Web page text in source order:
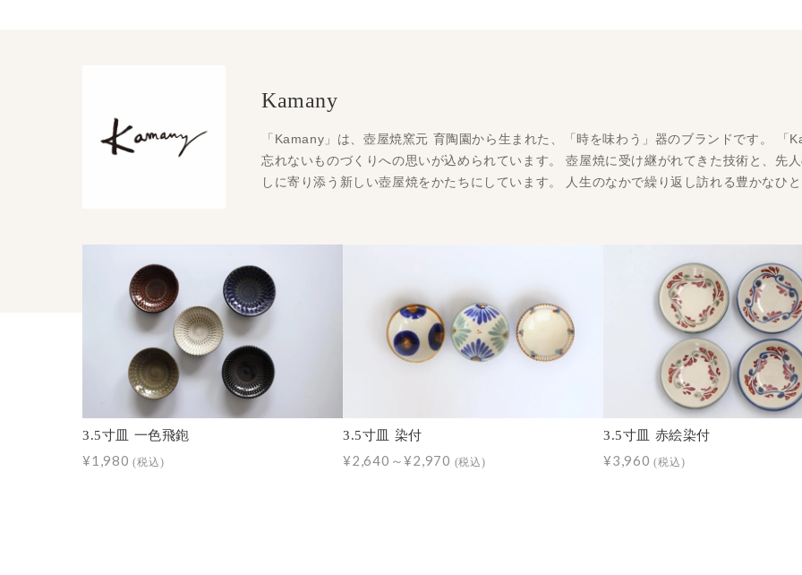
Kamany
「Kamany」は、壺屋焼窯元 育陶園から生まれた、「時を味わう」器のブランドです。
忘れないものづくりへの思いが込められています。 壺屋焼に受け継がれてきた技術と、先
しに寄り添う新しい壺屋焼をかたちにしています。 人生のなかで繰り返し訪れる豊かなひ
3.5寸皿 一色飛鉋
¥1,980(税込)
3.5寸皿 染付
¥2,640～¥2,970 (税込)
3.5寸皿 赤絵染付
¥3,960(税込)